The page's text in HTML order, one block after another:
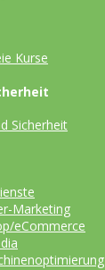
Kurse
Sicherheit
Marketing
eCommerce